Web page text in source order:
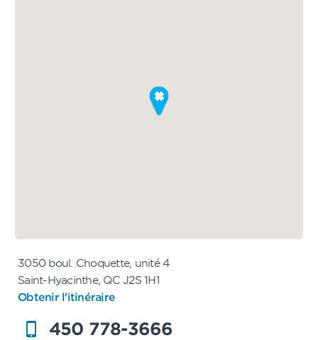
3050 boul. Choquette, unité 4
Saint-Hyacinthe, QC J2S 1H1
Obtenir l'itinéraire
450 778-3666